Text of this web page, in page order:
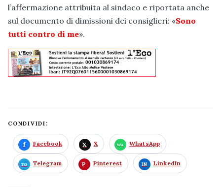
l’affermazione attribuita al sindaco e riportata anche
sul documento di dimissioni dei consiglieri: «Sono
tutti contro di me».
CONDIVIDI:
Facebook X WhatsApp
Telegram Pinterest LinkedIn